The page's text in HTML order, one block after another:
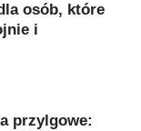
osób, które
i
przylgowe: